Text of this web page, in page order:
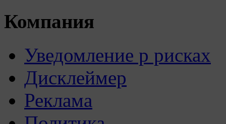
Компания
Уведомление р рисках
Дисклеймер
Реклама